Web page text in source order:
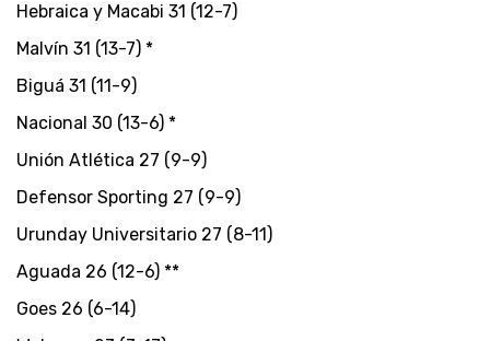
Hebraica y Macabi 31 (12-7)
Malvín 31 (13-7) *
Biguá 31 (11-9)
Nacional 30 (13-6) *
Unión Atlética 27 (9-9)
Defensor Sporting 27 (9-9)
Urunday Universitario 27 (8-11)
Aguada 26 (12-6) **
Goes 26 (6-14)